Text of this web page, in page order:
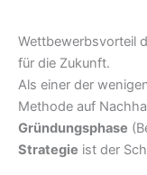
Wettbewerbsvorteil
für die Zukunft.
Als einer der
Methode auf
Gründungsphase
Strategie ist der